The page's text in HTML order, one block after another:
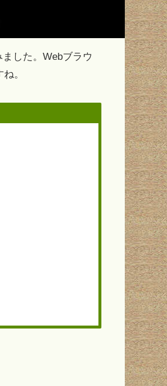
した。Webブラウ
。